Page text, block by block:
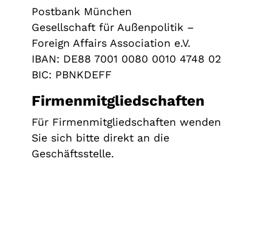
Postbank München
Gesellschaft für Außenpolitik –
Foreign Affairs Association e.V.
IBAN: DE88 7001 0080 0010 4748 02
BIC: PBNKDEFF
Firmenmitgliedschaften
Für Firmenmitgliedschaften wenden
Sie sich bitte direkt an die
Geschäftsstelle.